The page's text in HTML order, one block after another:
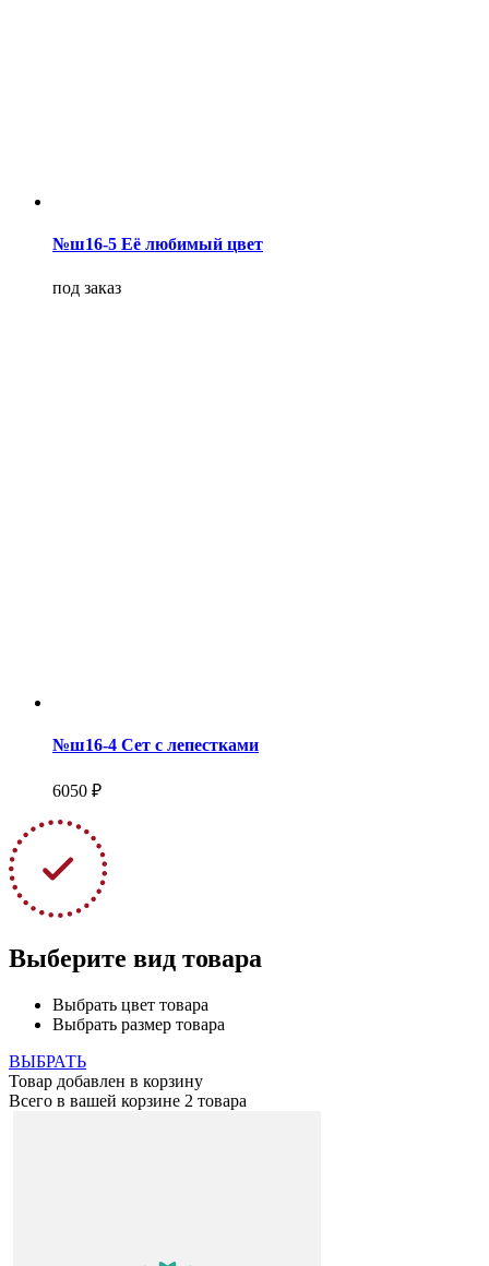
№ш16-5 Её любимый цвет
под заказ
№ш16-4 Сет с лепестками
6050 ₽
Выберите вид товара
Выбрать цвет товара
Выбрать размер товара
ВЫБРАТЬ
Товар добавлен в корзину
Всего в вашей корзине 2 товара